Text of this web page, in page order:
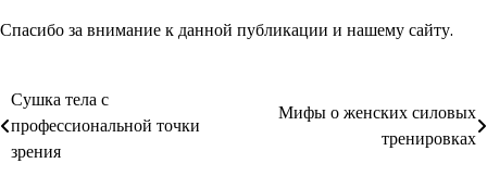
Спасибо за внимание к данной публикации и нашему сайту.
Навигация
по
Сушка тела с
профессиональной точки
зрения
Мифы о женских силовых
тренировках